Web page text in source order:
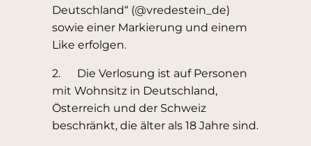
Deutschland“ (@vredestein_de)
sowie einer Markierung und einem
Like erfolgen.
2. Die Verlosung ist auf Personen
mit Wohnsitz in Deutschland,
Österreich und der Schweiz
beschränkt, die älter als 18 Jahre sind.